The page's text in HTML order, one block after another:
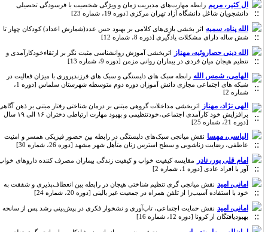
ال کثیر، مریم رابطه مهارت‌های مدیریت زمان و ویژگی شخصیت با فرسودگی تحصیلی
دانشجویان شاغل دانشگاه آزاد تهران مرکزی [دوره 19، شماره 23]
الله پناه، سمیه اثر بخشی بازی‌های کلامی بر بهبود حس عدد(شمارش اعداد) کودکان چهار تا
شش ساله دارای مشکلات یادگیری [دوره 8، شماره 12]
الله دینی حصاروئیه، مهناز اثربخشی آموزش روانشناسی مثبت نگر بر ارتقاءخودکارآمدی و
تنظیم هیجان میان فردی در بیماران روانی مزمن [دوره 9، شماره 13]
الهامی، شمس الله رابطه سبک های دلبستگی و سبک های فرزندپروری با میزان فعالیت در
شبکه های اجتماعی مجازی دانش آموزان دوره دوم متوسطه شهرستان سلماس [دوره 1،
شماره 2]
الهی نژاد، مهناز اثربخشی مداخلات گروهی مبتنی بر درمان شناختی رفتار مبتنی بر ذهن آگاهی
برافزایش خود کارآمدی اجتماعی،خودتنظیمی و بهبود مهارت ارتباطی دختران ۱۶ الی ۱۹ سال
[دوره 21، شماره 25]
الیاسی، مهسا نقش میانجی سبک‌های دلبستگی در رابطه بین حضور فیزیکی همسر و امنیت
عاطفی، رضایت زناشویی و سطح استرس زنان متأهل شهر مشهد [دوره 26، شماره 30]
امام قلی پور، نادر مقایسه کیفیت خواب و کیفیت زندگی بیماران مصرف کننده داروهای خواب
آور با افراد عادی [دوره 1، شماره 2]
امانی، امید نقش میانجی گری تنظیم شناختی هیجان در رابطه بین انعطاف‌پذیری و شفقت به
خود با استفاده آسیب‌زا از تلفن همراه در جمعیت غیر بالینی [دوره 20، شماره 24]
امانی، امید نقش حمایت اجتماعی، تاب‌آوری و نشخوار فکری در پیش‌بینی رشد پس از سانحه
بهبودیافتگان از کرونا [دوره 12، شماره 16]